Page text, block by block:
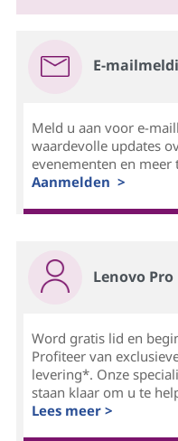
E-
Meld u aan voor e-
waardevolle updates
evenementen en meer
Aanmelden >
Lenovo Pro
Word gratis lid en
Profiteer van
levering*. Onze
staan klaar om u te
Lees meer >